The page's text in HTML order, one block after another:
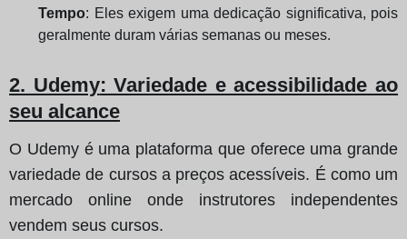
Tempo: Eles exigem uma dedicação significativa, pois
geralmente duram várias semanas ou meses.
2. Udemy: Variedade e acessibilidade ao
seu alcance
O Udemy é uma plataforma que oferece uma grande
variedade de cursos a preços acessíveis. É como um
mercado online onde instrutores independentes
vendem seus cursos.